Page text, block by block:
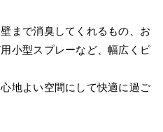
まで消臭してくれるもの、お
小型スプレーなど、幅広くピ
地よい空間にして快適に過ご